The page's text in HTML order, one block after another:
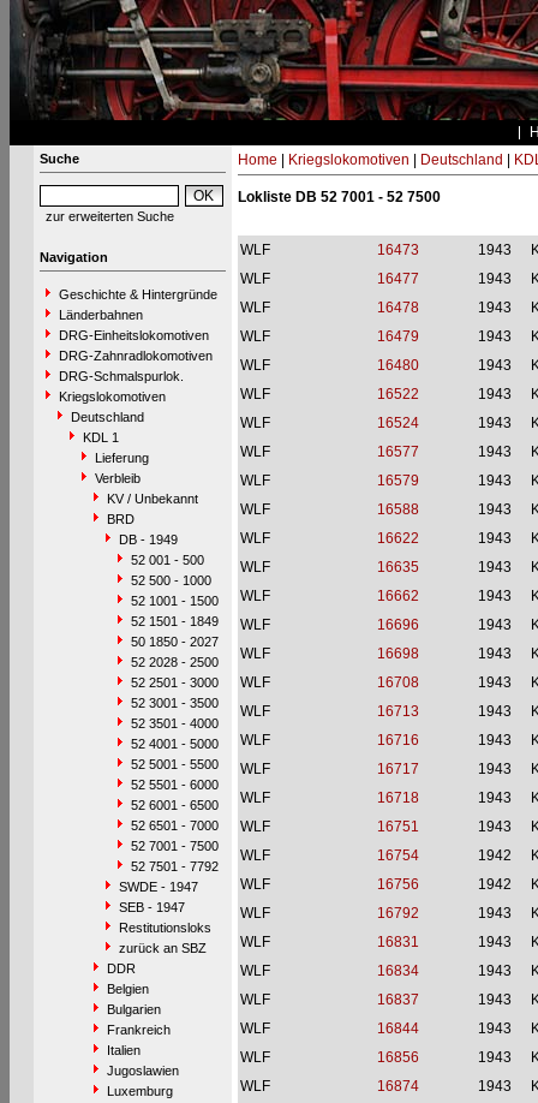
Suche
zur erweiterten Suche
Navigation
Geschichte & Hintergründe
Länderbahnen
DRG-Einheitslokomotiven
DRG-Zahnradlokomotiven
DRG-Schmalspurlok.
Kriegslokomotiven
Deutschland
KDL 1
Lieferung
Verbleib
KV / Unbekannt
BRD
DB - 1949
52 001 - 500
52 500 - 1000
52 1001 - 1500
52 1501 - 1849
50 1850 - 2027
52 2028 - 2500
52 2501 - 3000
52 3001 - 3500
52 3501 - 4000
52 4001 - 5000
52 5001 - 5500
52 5501 - 6000
52 6001 - 6500
52 6501 - 7000
52 7001 - 7500
52 7501 - 7792
SWDE - 1947
SEB - 1947
Restitutionsloks
zurück an SBZ
DDR
Belgien
Bulgarien
Frankreich
Italien
Jugoslawien
Luxemburg
Home Kriegslokomotiven Deutschland
Lokliste DB 52 7001 - 52 7500
WLF 16473 1943
WLF
16477 1943
WLF
16478 1943
WLF
16479 1943
WLF
16480 1943
WLF
16522 1943
WLF
16524 1943
WLF
16577 1943
WLF
16579 1943
WLF
16588 1943
WLF
16622 1943
WLF
16635 1943
WLF
16662 1943
WLF
16696 1943
WLF
16698 1943
WLF
16708 1943
WLF
16713 1943
WLF
16716 1943
WLF
16717 1943
WLF
16718 1943
WLF
16751 1943
WLF
16754 1942
WLF
16756 1942
WLF
16792 1943
WLF
16831 1943
WLF
16834 1943
WLF
16837 1943
WLF
16844 1943
WLF
16856 1943
WLF
16874 1943